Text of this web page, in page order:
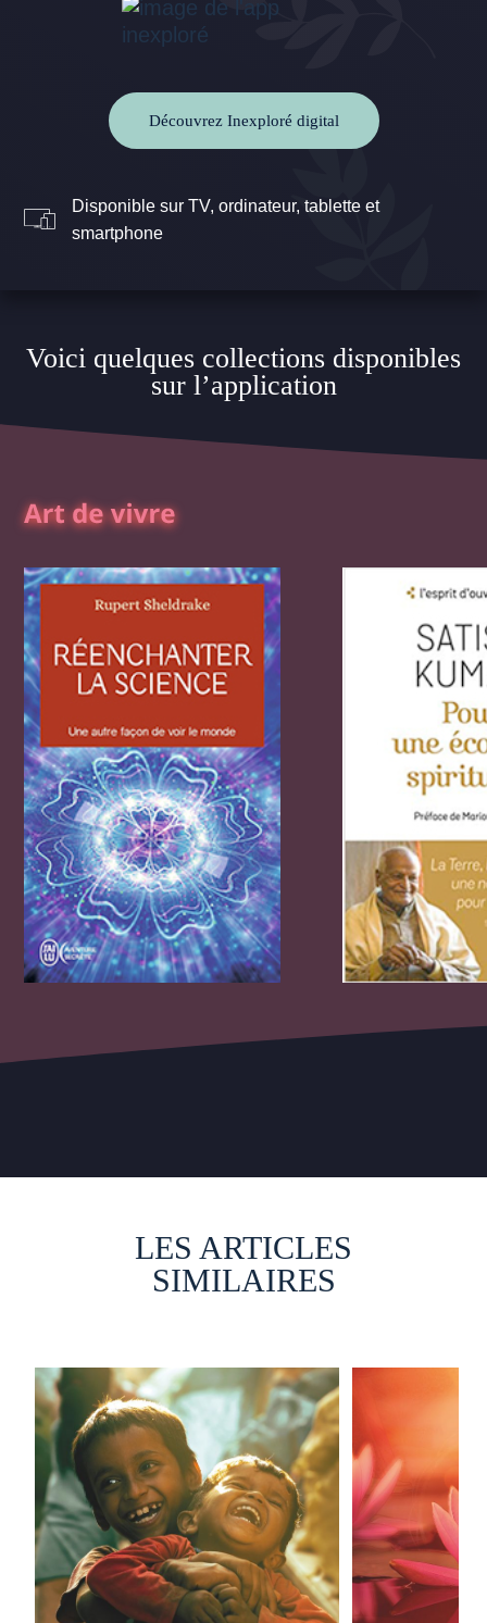
Découvrez Inexploré digital
Disponible sur TV, ordinateur, tablette et
smartphone
Voici quelques collections disponibles
sur l’application
LES ARTICLES
SIMILAIRES